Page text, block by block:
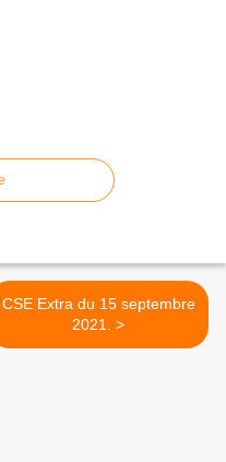
CSE Extra du 15 septembre
2021. >